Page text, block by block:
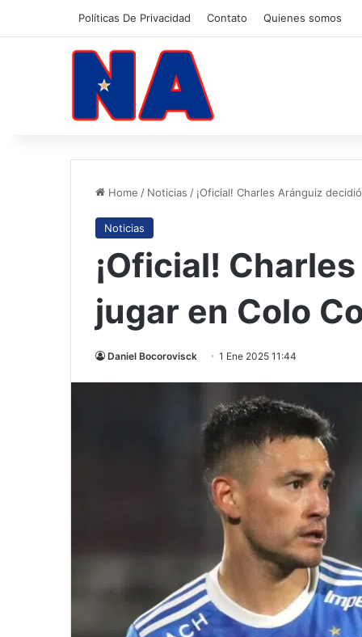
Políticas De Privacidad Contato Quienes somos
Home / Noticias / ¡Oficial! Charles Aránguiz
Noticias
¡Oficial!
jugar en Colo
Daniel Bocorovisck 1 Ene 2025 11:44